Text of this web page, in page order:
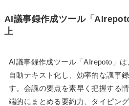
AI議事録作成ツール「
上
AI議事録作成ツール「AIrepoto」
自動テキスト化し、効率的な議事
す。会議の要点を素早く把握する
端的にまとめる要約力、タイピン